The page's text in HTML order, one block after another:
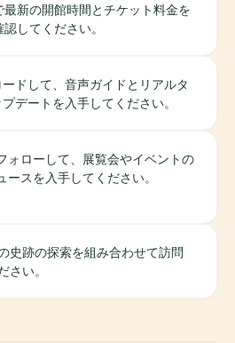
最新の開館時間とチケット料金を
認してください。
ドして、音声ガイドとリアルタ
デートを入手してください。
ォローして、展覧会やイベントの
ースを入手してください。
史跡の探索を組み合わせて訪問
さい。